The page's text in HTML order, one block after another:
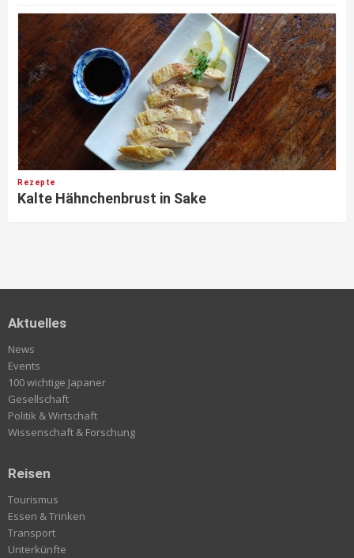
Rezepte
Kalte Hähnchenbrust in Sake
Aktuelles
News
Events
100 wichtige Japaner
Gesellschaft
Politik & Wirtschaft
Wissenschaft & Forschung
Reisen
Tourismus
Essen & Trinken
Transport
Unterkünfte